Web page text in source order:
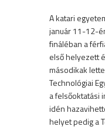
A katari
január 11-12-
fináléban a
első helyezett
másodikak
Technológiai
a felsőoktatási
idén
helyet pedig a